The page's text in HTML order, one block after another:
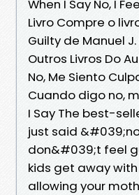
When I Say No, I
Livro Compre o
Guilty de Manuel
Outros Livros Do
No, Me Siento
Cuando digo no,
I Say The best-
just said
don&#039;t feel
kids get away
allowing your